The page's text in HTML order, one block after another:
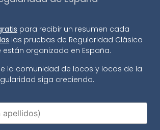
para recibir un resumen cada
las pruebas de Regularidad Clásica
están organizado en España.
la comunidad de locos y locas de la
siga creciendo.